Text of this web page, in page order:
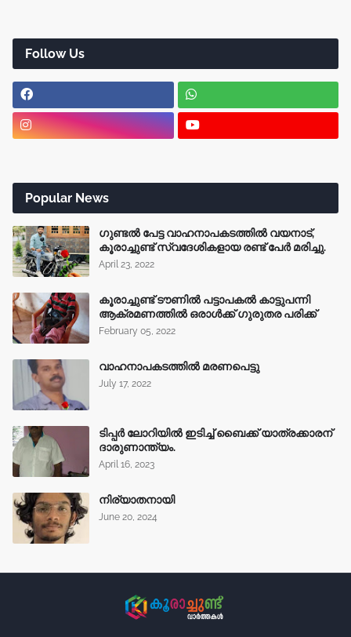
Follow Us
Popular News
ഗുണ്ടൽ പേട്ട വാഹനാപകടത്തിൽ വയനാട്,
കൂരാച്ചുണ്ട് സ്വദേശികളായ രണ്ട് പേർ മരിച്ചു.
April 23, 2022
കൂരാച്ചുണ്ട് ടൗണിൽ പട്ടാപകൽ കാട്ടുപന്നി
ആക്രമണത്തിൽ ഒരാൾക്ക് ഗുരുതര പരിക്ക്
February 05, 2022
വാഹനാപകടത്തിൽ മരണപെട്ടു
July 17, 2022
ടിപ്പർ ലോറിയിൽ ഇടിച്ച് ബൈക്ക് യാത്രക്കാരന്
ദാരുണാന്ത്യം.
April 16, 2023
നിര്യാതനായി
June 20, 2024